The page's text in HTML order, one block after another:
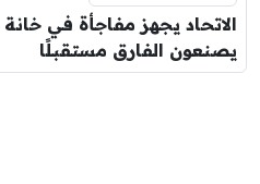
يصنعون الفارق مستقبلًا